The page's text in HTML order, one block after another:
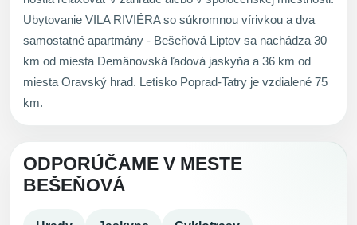
Ubytovanie VILA RIVIÉRA so súkromnou vírivkou a dva
samostatné apartmány - Bešeňová Liptov sa nachádza 30
km od miesta Demänovská ľadová jaskyňa a 36 km od
miesta Oravský hrad. Letisko Poprad-Tatry je vzdialené 75
km.
ODPORÚČAME V MESTE
BEŠEŇOVÁ